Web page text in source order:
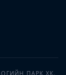
ПАРК ХК.